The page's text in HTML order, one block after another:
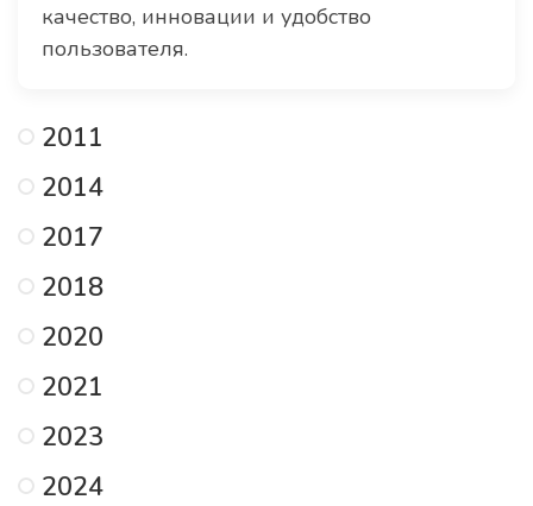
качество, инновации и удобство
пользователя.
2011
2014
2017
2018
2020
2021
2023
2024